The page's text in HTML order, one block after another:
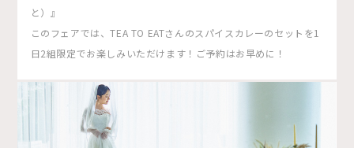
と）』
このフェアでは、TEA TO EATさんのスパイスカレーのセットを1
日2組限定でお楽しみいただけます！ご予約はお早めに！